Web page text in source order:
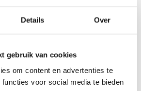
Details Over
gebruik van cookies
om content en advertenties te
voor social media te bieden